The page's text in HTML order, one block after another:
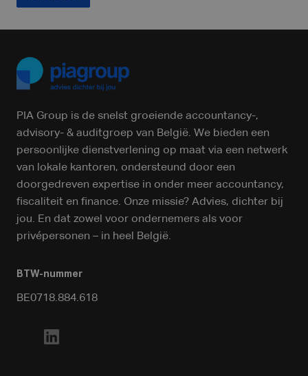
PIA Group is de snelst groeiende accountancy-,
advisory- & auditgroep van België. We bieden een
persoonlijke dienstverlening op maat via een netwerk
van lokale kantoren, ondersteund door een
doorgedreven expertise in onder meer accountancy,
fiscaliteit en finance. Onze missie? Advies, dichter bij
jou. En dat zowel voor ondernemers als voor
privépersonen – in heel België.
BTW-nummer
BE0718.884.618